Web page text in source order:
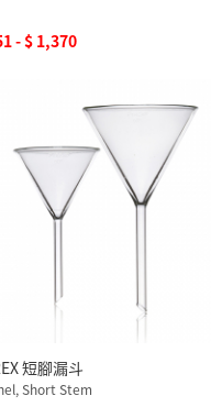
- $ 1,370
短腳漏斗
Short Stem